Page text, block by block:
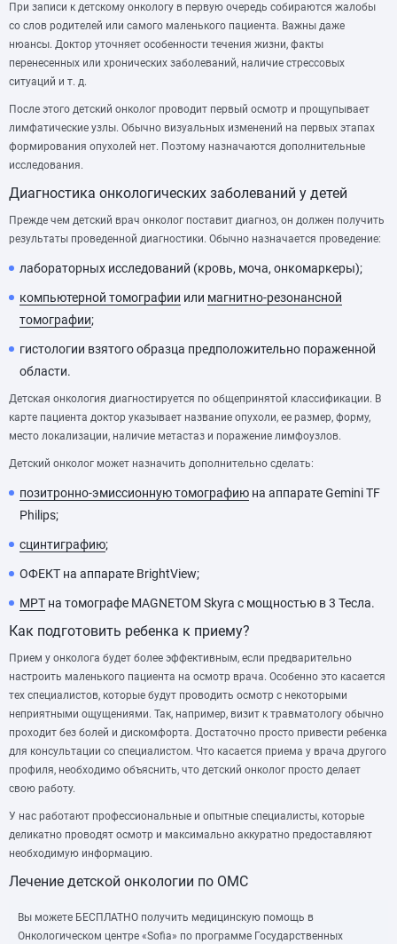
При записи к детскому онкологу в первую очередь собираются жалобы
со слов родителей или самого маленького пациента. Важны даже
нюансы. Доктор уточняет особенности течения жизни, факты
перенесенных или хронических заболеваний, наличие стрессовых
ситуаций и т. д.
После этого детский онколог проводит первый осмотр и прощупывает
лимфатические узлы. Обычно визуальных изменений на первых этапах
формирования опухолей нет. Поэтому назначаются дополнительные
исследования.
Диагностика онкологических заболеваний у детей
Прежде чем детский врач онколог поставит диагноз, он должен получить
результаты проведенной диагностики. Обычно назначается проведение:
лабораторных исследований (кровь, моча, онкомаркеры);
компьютерной томографии или магнитно-резонансной
томографии;
гистологии взятого образца предположительно пораженной
области.
Детская онкология диагностируется по общепринятой классификации. В
карте пациента доктор указывает название опухоли, ее размер, форму,
место локализации, наличие метастаз и поражение лимфоузлов.
Детский онколог может назначить дополнительно сделать:
позитронно-эмиссионную томографию на аппарате Gemini TF
Philips;
сцинтиграфию;
ОФЕКТ на аппарате BrightView;
МРТ на томографе MAGNETOM Skyra с мощностью в 3 Тесла.
Как подготовить ребенка к приему?
Прием у онколога будет более эффективным, если предварительно
настроить маленького пациента на осмотр врача. Особенно это касается
тех специалистов, которые будут проводить осмотр с некоторыми
неприятными ощущениями. Так, например, визит к травматологу обычно
проходит без болей и дискомфорта. Достаточно просто привести ребенка
для консультации со специалистом. Что касается приема у врача другого
профиля, необходимо объяснить, что детский онколог просто делает
свою работу.
У нас работают профессиональные и опытные специалисты, которые
деликатно проводят осмотр и максимально аккуратно предоставляют
необходимую информацию.
Лечение детской онкологии по ОМС
Вы можете БЕСПЛАТНО получить медицинскую помощь в
Онкологическом центре «Sofia» по программе Государственных